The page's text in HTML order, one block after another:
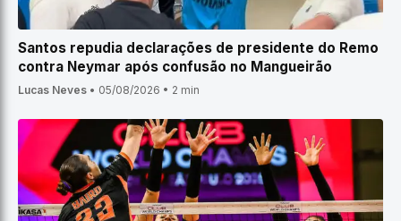
Santos repudia declarações de presidente do Remo
contra Neymar após confusão no Mangueirão
Lucas Neves • 05/08/2026 • 2 min